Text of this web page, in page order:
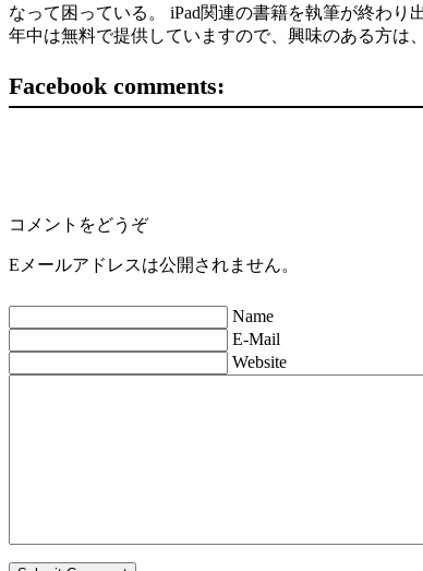
なって困っている。 iPad関連の書籍を執筆が終わり
年中は無料で提供していますので、興味のある方は
Facebook comments:
コメントをどうぞ
Eメールアドレスは公開されません。
Name
E-Mail
Website